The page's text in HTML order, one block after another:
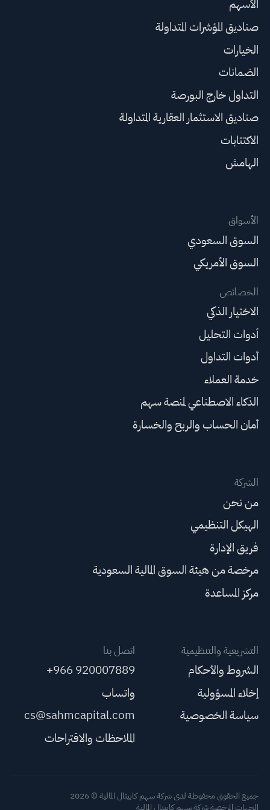
الأسهم
صناديق المؤشرات المتداولة
الخيارات
الضمانات
التداول خارج البورصة
صناديق الاستثمار العقارية المتداولة
الاكتتابات
الهامش
الأسواق
السوق السعودي
السوق الأمريكي
الخصائص
الاختيار الذكي
أدوات التحليل
أدوات التداول
خدمة العملاء
الذكاء الاصطناعي لمنصة سهم
أمان الحساب والربح والخسارة
الشركة
من نحن
الهيكل التنظيمي
فريق الإدارة
مرخصة من هيئة السوق المالية السعودية
مركز المساعدة
التشريعية والتنظيمية
الشروط والأحكام
إخلاء المسؤولية
سياسة الخصوصية
اتصل بنا
+966 920007889
واتساب
cs@sahmcapital.com
الملاحظات والاقتراحات
جميع الحقوق محفوظة لدى شركة سهم كابيتال المالية © 2026
الجهات المرخصة شركة سهم كابيتال المالية